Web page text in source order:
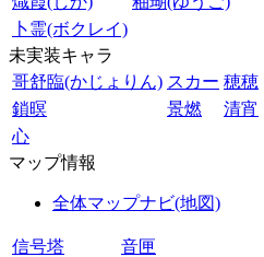
卜霊(ボクレイ)
未実装キャラ
哥舒臨(かじょりん) スカー 穂穂
鎖暝
景燃
清宵
心
マップ情報
全体マップナビ(地図)
信号塔
音匣